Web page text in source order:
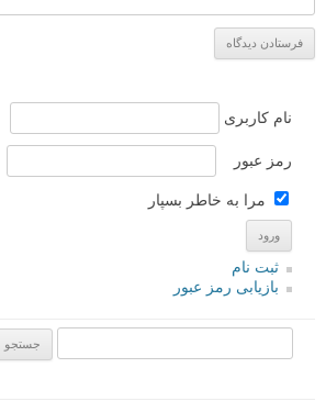
نام کاربری
رمز عبور
مرا به خاطر بسپار
ثبت نام
بازیابی رمز عبور